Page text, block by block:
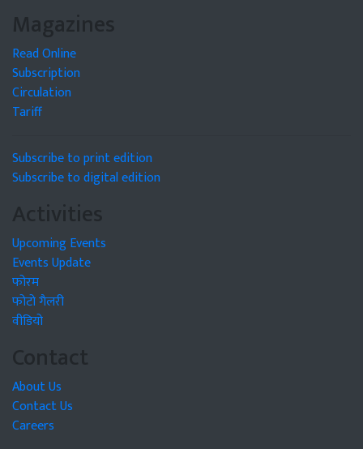
Magazines
Read Online
Subscription
Circulation
Tariff
Subscribe to print edition
Subscribe to digital edition
Activities
Upcoming Events
Events Update
फोरम
फोटो गैलरी
वीडियो
Contact
About Us
Contact Us
Careers